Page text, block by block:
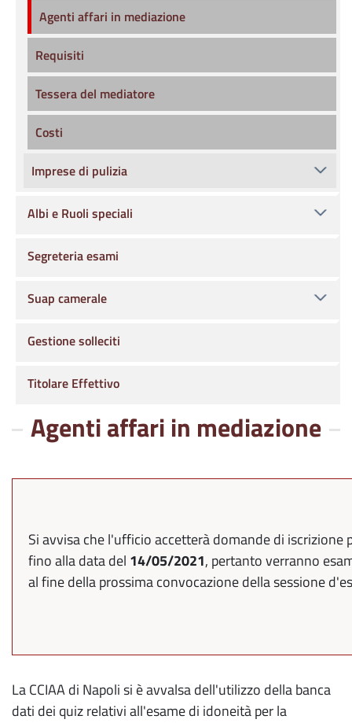
Agenti affari in mediazione
Si avvisa che l'ufficio accetterà domande di
fino alla data del 14/05/2021, pertanto verranno
al fine della prossima convocazione della sessione
La CCIAA di Napoli si è avvalsa dell'utilizzo della banca
dati dei quiz relativi all'esame di idoneità per la
Agenti affari in mediazione
Requisiti
Tessera del mediatore
Costi
Imprese di pulizia
Albi e Ruoli speciali
Segreteria esami
Suap camerale
Gestione solleciti
Titolare Effettivo